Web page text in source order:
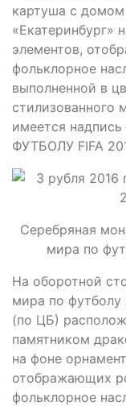
картуша с
«Екатеринбург»
элементов,
фольклорное
выполненной в
стилизованного
имеется
ФУТБОЛУ FIFA
Серебряная
мира по
На оборотной
мира по
(по ЦБ)
памятником
на фоне
отображающих
фольклорное